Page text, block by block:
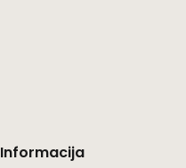
Informacija